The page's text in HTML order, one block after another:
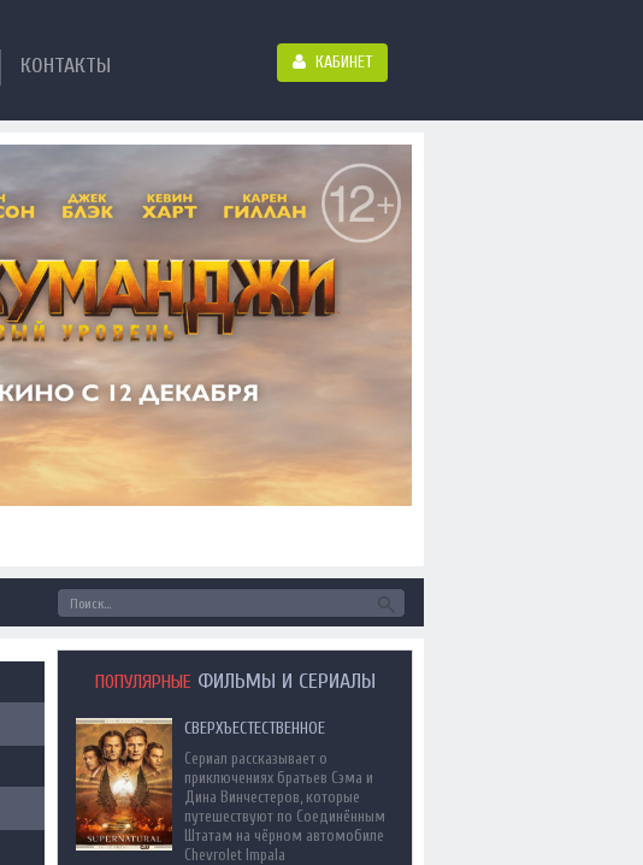
КОНТАКТЫ КАБИНЕТ
ПОПУЛЯРНЫЕ ФИЛЬМЫ И СЕРИАЛЫ
СВЕРХЪЕСТЕСТВЕННОЕ
Сериал рассказывает о
приключениях братьев Сэма и
Дина Винчестеров, которые
путешествуют по Соединённым
Штатам на чёрном автомобиле
Chevrolet Impala